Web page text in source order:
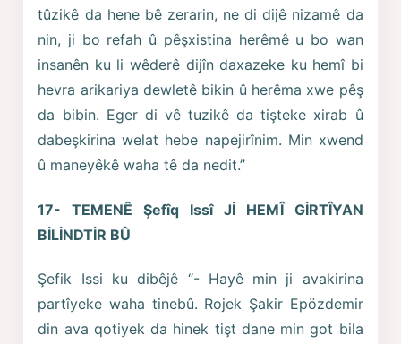
tûzikê da hene bê zerarin, ne di dijê nizamê da
nin, ji bo refah û pêşxistina herêmê u bo wan
insanên ku li wêderê dijîn daxazeke ku hemî bi
hevra arikariya dewletê bikin û herêma xwe pêş
da bibin. Eger di vê tuzikê da tişteke xirab û
dabeşkirina welat hebe napejirînim. Min xwend
û maneyêkê waha tê da nedit.”
17- TEMENÊ Şefîq Issî Jİ HEMÎ GİRTÎYAN
BİLİNDTİR BÛ
Şefik Issi ku dibêjê “- Hayê min ji avakirina
partîyeke waha tinebû. Rojek Şakir Epözdemir
din ava qotiyek da hinek tişt dane min got bila